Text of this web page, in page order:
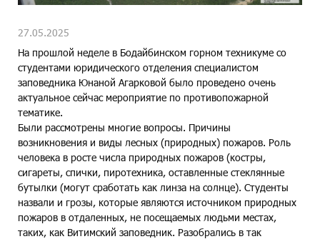
27.05.2025
На прошлой неделе в Бодайбинском горном техникуме со
студентами юридического отделения специалистом
заповедника Юнаной Агарковой было проведено очень
актуальное сейчас мероприятие по противопожарной
тематике.
Были рассмотрены многие вопросы. Причины
возникновения и виды лесных (природных) пожаров. Роль
человека в росте числа природных пожаров (костры,
сигареты, спички, пиротехника, оставленные стеклянные
бутылки (могут сработать как линза на солнце). Студенты
назвали и грозы, которые являются источником природных
пожаров в отдаленных, не посещаемых людьми местах,
таких, как Витимский заповедник. Разобрались в так